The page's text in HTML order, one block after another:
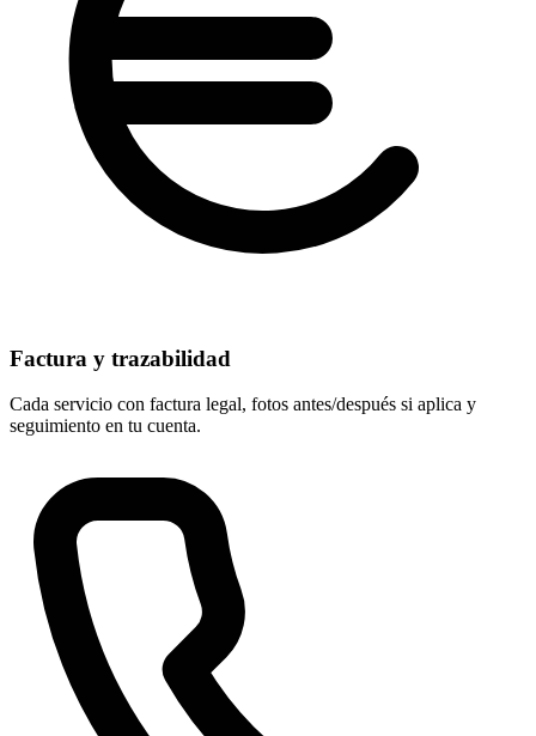
Factura y trazabilidad
Cada servicio con factura legal, fotos antes/después si aplica y
seguimiento en tu cuenta.